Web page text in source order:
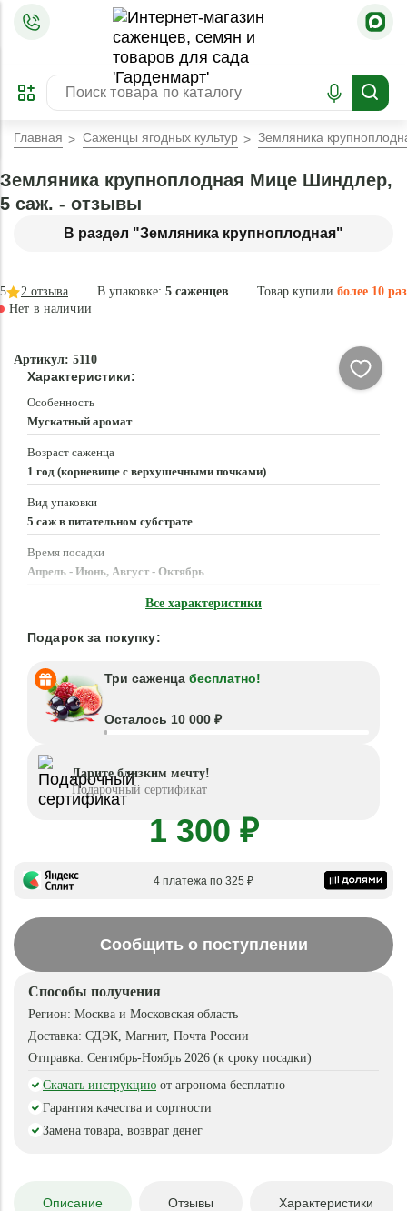
ПРЕДЗАКАЗ
ЗАБРОНИРОВАТЬ
ЛУЧШЕЕ
Главная Саженцы ягодных культур Земляника
В раздел "Земляника крупноплодная"
Земляника крупноплодная Мице Шиндлер,
5 саж. - отзывы
В упаковке: 5 саженцев Товар купили более 10 раз
5 2 отзыва
Нет в наличии
Артикул: 5110
Характеристики:
Особенность
Мускатный аромат
Возраст саженца
1 год (корневище с верхушечными почками)
Вид упаковки
5 саж в питательном субстрате
Время посадки
Апрель - Июнь, Август - Октябрь
Все характеристики
Подарок за покупку:
Три саженца бесплатно!
Осталось 10 000 ₽
Дарите близким мечту!
Подарочный сертификат
1 300 ₽
4 платежа по 325 ₽
Сообщить о поступлении
Способы получения
Регион: Москва и Московская область
Доставка: СДЭК, Магнит, Почта России
Отправка: Сентябрь-Ноябрь 2026 (к сроку посадки)
Скачать инструкцию от агронома бесплатно
Гарантия качества и сортности
Замена товара, возврат денег
Описание Отзывы Характеристики